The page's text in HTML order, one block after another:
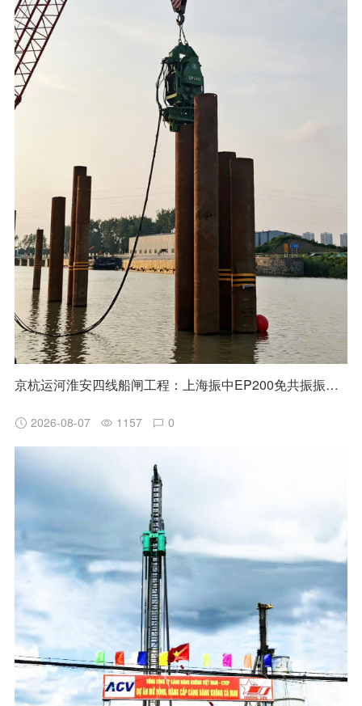
京杭运河淮安四线船闸工程：上海振中EP200免共振振动锤高效助力国家水运重点项目建设
2026-08-07 1157 0